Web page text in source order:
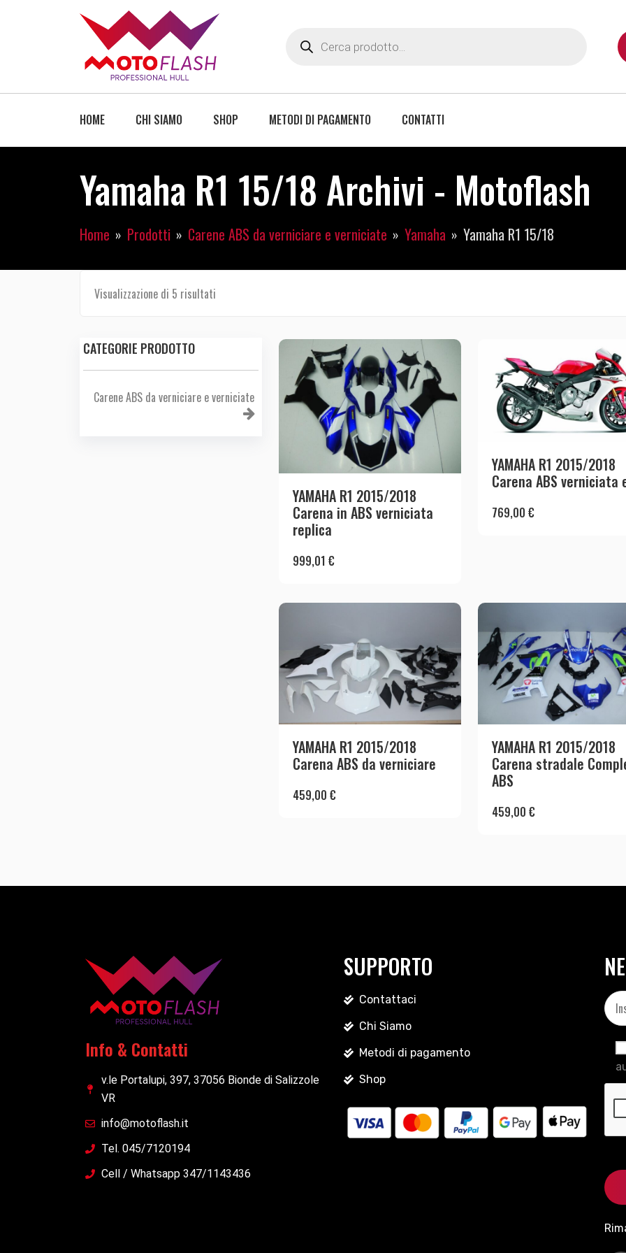
HOME CHI SIAMO SHOP METODI DI PAGAMENTO CONTATTI
Yamaha R1 15/18 Archivi - Motoflash
Home Prodotti Carene ABS da verniciare e verniciate Yamaha Yamaha R1 15/18
Visualizzazione di 5 risultati
CATEGORIE PRODOTTO
Carene ABS da verniciare e verniciate
YAMAHA R1 2015/2018
Carena in ABS verniciata
replica
999,01 €
YAMAHA R1 2015/2018
Carena ABS verniciata
769,00 €
YAMAHA R1 2015/2018
Carena ABS da verniciare
459,00 €
YAMAHA R1 2015/2018
Carena stradale
ABS
459,00 €
Info & Contatti
v.le Portalupi, 397, 37056 Bionde di Salizzole
VR
info@motoflash.it
Tel. 045/7120194
Cell / Whatsapp 347/1143436
SUPPORTO
Contattaci
Chi Siamo
Metodi di pagamento
Shop